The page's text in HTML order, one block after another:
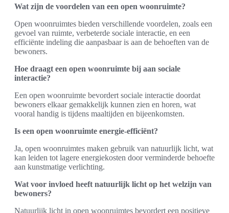
Wat zijn de voordelen van een open woonruimte?
Open woonruimtes bieden verschillende voordelen, zoals een
gevoel van ruimte, verbeterde sociale interactie, en een
efficiënte indeling die aanpasbaar is aan de behoeften van de
bewoners.
Hoe draagt een open woonruimte bij aan sociale
interactie?
Een open woonruimte bevordert sociale interactie doordat
bewoners elkaar gemakkelijk kunnen zien en horen, wat
vooral handig is tijdens maaltijden en bijeenkomsten.
Is een open woonruimte energie-efficiënt?
Ja, open woonruimtes maken gebruik van natuurlijk licht, wat
kan leiden tot lagere energiekosten door verminderde behoefte
aan kunstmatige verlichting.
Wat voor invloed heeft natuurlijk licht op het welzijn van
bewoners?
Natuurlijk licht in open woonruimtes bevordert een positieve